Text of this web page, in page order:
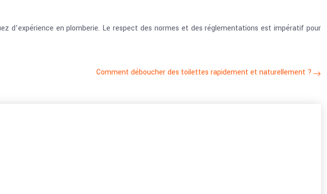
d’expérience en plomberie. Le respect des normes et des réglementations est impératif pour
Comment déboucher des toilettes rapidement et naturellement ?